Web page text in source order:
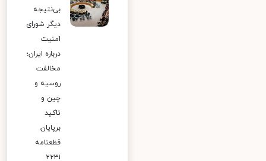
بی‌نتیجه
دیگر شورای
امنیت
درباره ایران؛
مخالفت
روسیه و
چین و
تاکید
برپایان
قطعنامه
۲۲۳۱